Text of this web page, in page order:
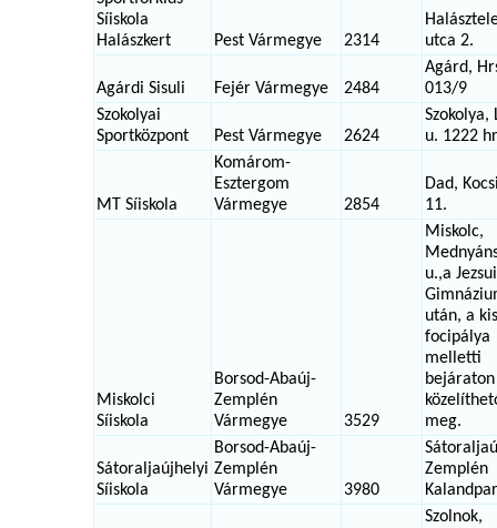
Síiskola
Halászkert
Pest Vármegye 2314
utca 2.
Agárdi Sisuli Fejér Vármegye 2484
Agárd,
013/9
Szokolyai
Sportközpont
Pest Vármegye 2624
Szokolya,
u. 1222
MT Síiskola
Komárom-
Esztergom
Vármegye
2854
Dad,
11.
Miskolci
Síiskola
Borsod-Abaúj-
Zemplén
Vármegye
3529
Miskolc,
u.,a
után, a kis
focipálya
melletti
bejáraton
meg.
Sátoraljaújhelyi
Síiskola
Borsod-Abaúj-
Zemplén
Vármegye
3980
Zemplén
Szolnok,